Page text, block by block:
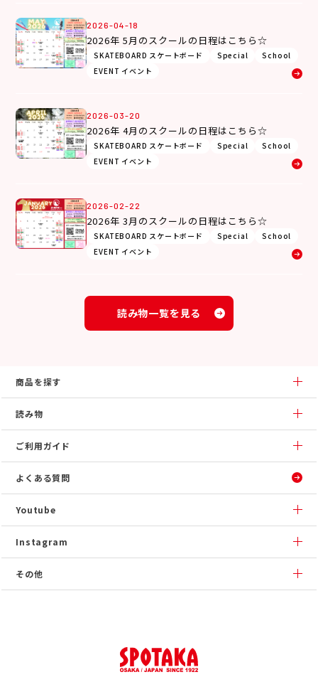
2026-04-18
2026年 5月のスクールの日程はこちら☆
SKATEBOARD スケートボード Special
School
EVENT イベント
2026-03-20
2026年 4月のスクールの日程はこちら☆
SKATEBOARD スケートボード Special
School
EVENT イベント
2026-02-22
2026年 3月のスクールの日程はこちら☆
SKATEBOARD スケートボード Special
School
EVENT イベント
読み物一覧を見る
商品を探す
読み物
ご利用ガイド
よくある質問
Youtube
Instagram
その他